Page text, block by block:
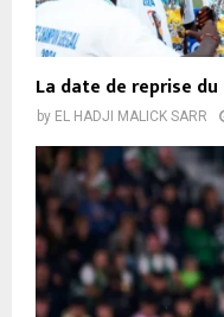
La date de reprise
by EL HADJI MALICK SARR